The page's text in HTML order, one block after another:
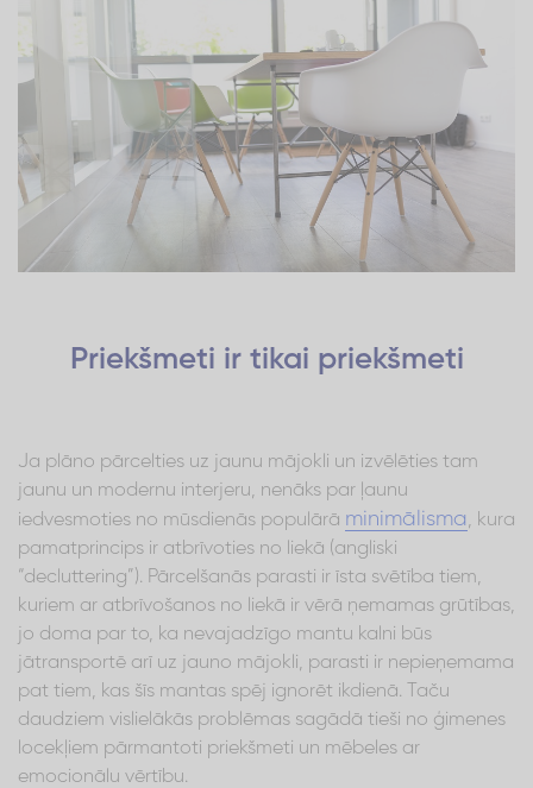
Priekšmeti ir tikai priekšmeti
Ja plāno pārcelties uz jaunu mājokli un izvēlēties tam
jaunu un modernu interjeru, nenāks par ļaunu
iedvesmoties no mūsdienās populārā minimālisma, kura
pamatprincips ir atbrīvoties no liekā (angliski
“decluttering”). Pārcelšanās parasti ir īsta svētība tiem,
kuriem ar atbrīvošanos no liekā ir vērā ņemamas grūtības,
jo doma par to, ka nevajadzīgo mantu kalni būs
jātransportē arī uz jauno mājokli, parasti ir nepieņemama
pat tiem, kas šīs mantas spēj ignorēt ikdienā. Taču
daudziem vislielākās problēmas sagādā tieši no ģimenes
locekļiem pārmantoti priekšmeti un mēbeles ar
emocionālu vērtību.